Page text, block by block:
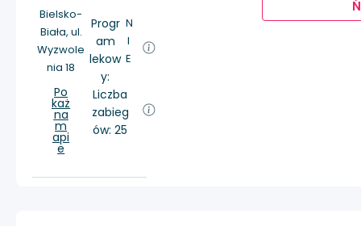
Bielsko-
Biała, ul.
Wyzwole
nia 18
Po
każ
na
m
api
e
Progr
am
lekow
y:
N
I
E
Liczba
zabieg
ów: 25
Ń